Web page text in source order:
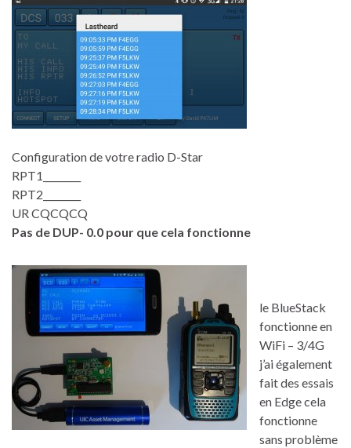
Configuration de votre radio D-Star
RPT1________
RPT2________
UR CQCQCQ
Pas de DUP- 0.0 pour que cela fonctionne
le BlueStack
fonctionne en
WiFi – 3/4G
j’ai également
fait des essais
en Edge cela
fonctionne
sans problème